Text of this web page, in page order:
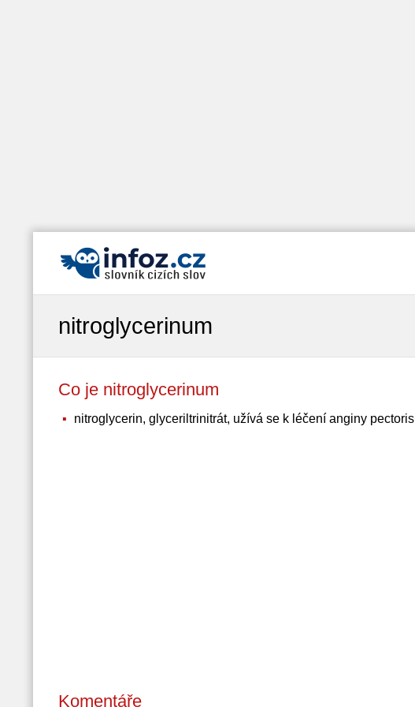
nitroglycerinum
Co je nitroglycerinum
nitroglycerin, glyceriltrinitrát, užívá se k léčení anginy pectoris
Komentáře